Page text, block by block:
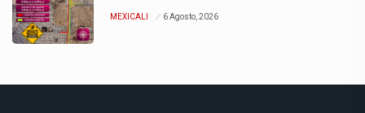
MEXICALI 6 Agosto, 2026